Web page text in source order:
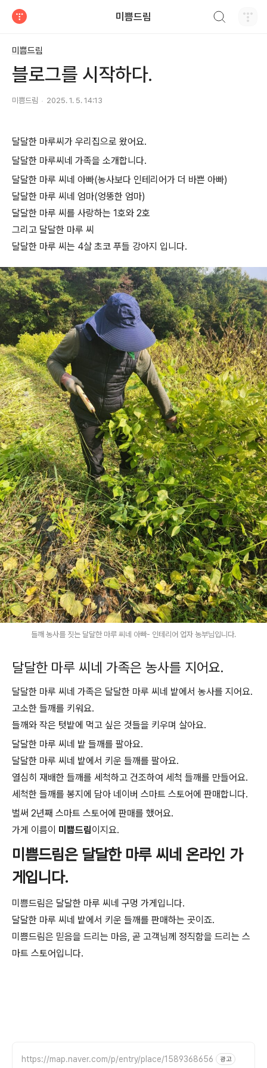
미쁨드림
미쁨드림
블로그를 시작하다.
미쁨드림 2025. 1. 5. 14:13
달달한 마루씨가 우리집으로 왔어요.
달달한 마루씨네 가족을 소개합니다.
달달한 마루 씨네 아빠(농사보다 인테리어가 더 바쁜 아빠)
달달한 마루 씨네 엄마(엉뚱한 엄마)
달달한 마루 씨를 사랑하는 1호와 2호
그리고 달달한 마루 씨
달달한 마루 씨는 4살 초코 푸들 강아지 입니다.
들깨 농사를 짓는 달달한 마루 씨네 아빠- 인테리어 업자 농부님입니다.
달달한 마루 씨네 가족은 농사를 지어요.
달달한 마루 씨네 가족은 달달한 마루 씨네 밭에서 농사를 지어요.
고소한 들깨를 키워요.
들깨와 작은 텃밭에 먹고 싶은 것들을 키우며 살아요.
달달한 마루 씨네 밭 들깨를 팔아요.
달달한 마루 씨네 밭에서 키운 들깨를 팔아요.
열심히 재배한 들깨를 세척하고 건조하여 세척 들깨를 만들어요.
세척한 들깨를 봉지에 담아 네이버 스마트 스토어에 판매합니다.
벌써 2년째 스마트 스토어에 판매를 했어요.
가게 이름이 미쁨드림이지요.
미쁨드림은 달달한 마루 씨네 온라인 가
게입니다.
미쁨드림은 달달한 마루 씨네 구멍 가게입니다.
달달한 마루 씨네 밭에서 키운 들깨를 판매하는 곳이죠.
미쁨드림은 믿음을 드리는 마음, 곧 고객님께 정직함을 드리는 스
마트 스토어입니다.
https://map.naver.com/p/entry/place/1589368656 광고